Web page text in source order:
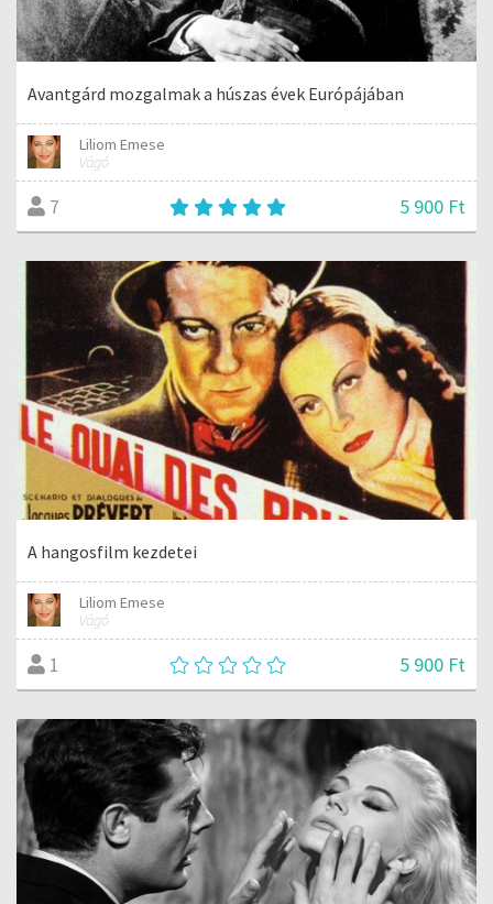
Avantgárd mozgalmak a húszas évek Európájában
Liliom Emese
Vágó
7 5 900 Ft
A hangosfilm kezdetei
Liliom Emese
Vágó
1 5 900 Ft